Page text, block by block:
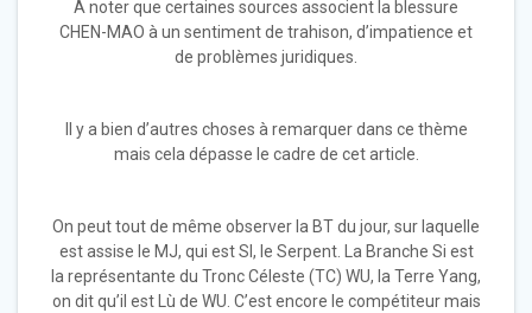
A noter que certaines sources associent la blessure
CHEN-MAO à un sentiment de trahison, d’impatience et
de problèmes juridiques.
Il y a bien d’autres choses à remarquer dans ce thème
mais cela dépasse le cadre de cet article.
On peut tout de même observer la BT du jour, sur laquelle
est assise le MJ, qui est SI, le Serpent. La Branche Si est
la représentante du Tronc Céleste (TC) WU, la Terre Yang,
on dit qu’il est Lù de WU. C’est encore le compétiteur mais